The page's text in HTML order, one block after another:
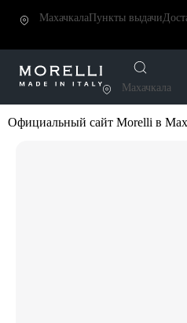
МахачкалаПункты выдачи
Махачкала
Официальный сайт Morelli в